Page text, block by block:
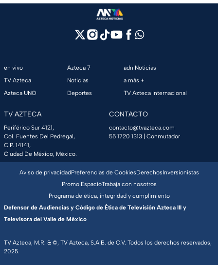
en vivo
TV Azteca
Azteca UNO
Azteca 7
Noticias
Deportes
adn Noticias
a más +
TV Azteca Internacional
TV AZTECA
Periférico Sur 4121,
Col. Fuentes Del Pedregal,
C.P. 14141,
Ciudad De México, México.
CONTACTO
contacto@tvazteca.com
55 1720 1313 | Conmutador
TV Azteca, M.R. & ©, TV Azteca, S.A.B. de C.V. Todos los derechos reservados,
2025.
Aviso de privacidadPreferencias de CookiesDerechosInversionistas
Promo EspacioTrabaja con nosotros
Programa de ética, integridad y cumplimiento
Defensor de Audiencias y Código de Ética de Televisión Azteca III y
Televisora del Valle de México